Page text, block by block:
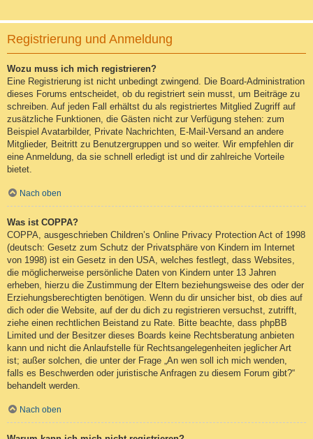
Registrierung und Anmeldung
Wozu muss ich mich registrieren?
Eine Registrierung ist nicht unbedingt zwingend. Die Board-Administration
dieses Forums entscheidet, ob du registriert sein musst, um Beiträge zu
schreiben. Auf jeden Fall erhältst du als registriertes Mitglied Zugriff auf
zusätzliche Funktionen, die Gästen nicht zur Verfügung stehen: zum
Beispiel Avatarbilder, Private Nachrichten, E-Mail-Versand an andere
Mitglieder, Beitritt zu Benutzergruppen und so weiter. Wir empfehlen dir
eine Anmeldung, da sie schnell erledigt ist und dir zahlreiche Vorteile
bietet.
Nach oben
Was ist COPPA?
COPPA, ausgeschrieben Children’s Online Privacy Protection Act of 1998
(deutsch: Gesetz zum Schutz der Privatsphäre von Kindern im Internet
von 1998) ist ein Gesetz in den USA, welches festlegt, dass Websites,
die möglicherweise persönliche Daten von Kindern unter 13 Jahren
erheben, hierzu die Zustimmung der Eltern beziehungsweise des oder der
Erziehungsberechtigten benötigen. Wenn du dir unsicher bist, ob dies auf
dich oder die Website, auf der du dich zu registrieren versuchst, zutrifft,
ziehe einen rechtlichen Beistand zu Rate. Bitte beachte, dass phpBB
Limited und der Besitzer dieses Boards keine Rechtsberatung anbieten
kann und nicht die Anlaufstelle für Rechtsangelegenheiten jeglicher Art
ist; außer solchen, die unter der Frage „An wen soll ich mich wenden,
falls es Beschwerden oder juristische Anfragen zu diesem Forum gibt?“
behandelt werden.
Nach oben